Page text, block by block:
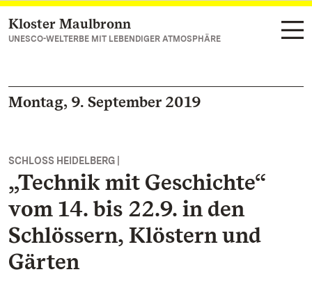
Zum Hauptinhalt springen
Kloster Maulbronn
UNESCO-WELTERBE MIT LEBENDIGER ATMOSPHÄRE
Montag, 9. September 2019
SCHLOSS HEIDELBERG |
„Technik mit Geschichte“
vom 14. bis 22.9. in den
Schlössern, Klöstern und
Gärten